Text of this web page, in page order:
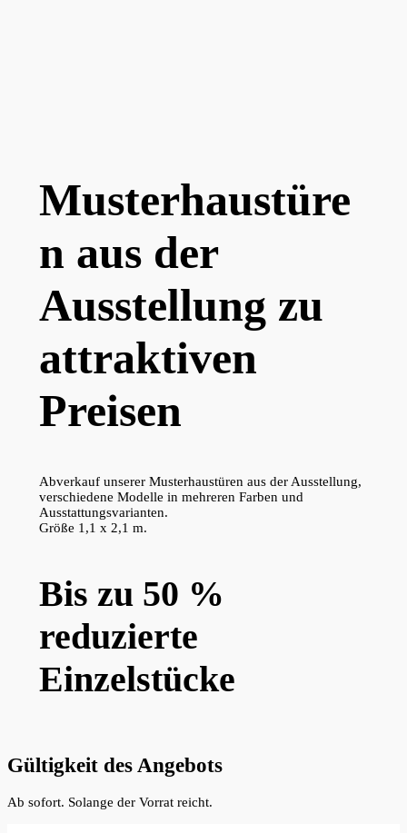
Musterhaustüre
n aus der
Ausstellung zu
attraktiven
Preisen
Abverkauf unserer Musterhaustüren aus der Ausstellung,
verschiedene Modelle in mehreren Farben und
Ausstattungsvarianten.
Größe 1,1 x 2,1 m.
Bis zu 50 %
reduzierte
Einzelstücke
Gültigkeit des Angebots
Ab sofort. Solange der Vorrat reicht.